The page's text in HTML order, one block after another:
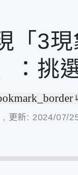
「3
：挑
, 更新: 2024/07/